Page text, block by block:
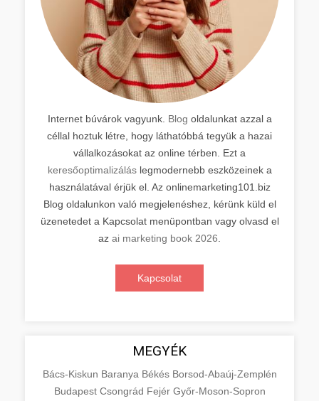
Internet búvárok vagyunk. Blog oldalunkat azzal a
céllal hoztuk létre, hogy láthatóbbá tegyük a hazai
vállalkozásokat az online térben. Ezt a
keresőoptimalizáláslegmodernebb eszközeinek a
használatával érjük el. Az onlinemarketing101.biz
Blog oldalunkon való megjelenéshez, kérünk küld el
üzenetedet a Kapcsolat menüpontban vagy olvasd el
az ai marketing book 2026
Kapcsolat
MEGYÉK
Bács-Kiskun Baranya Békés Borsod-Abaúj-Zemplén
Budapest Csongrád Fejér Győr-Moson-Sopron